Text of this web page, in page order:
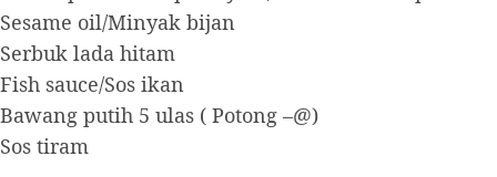
Sesame oil/Minyak bijan
Serbuk lada hitam
Fish sauce/Sos ikan
Bawang putih 5 ulas ( Potong –@)
Sos tiram